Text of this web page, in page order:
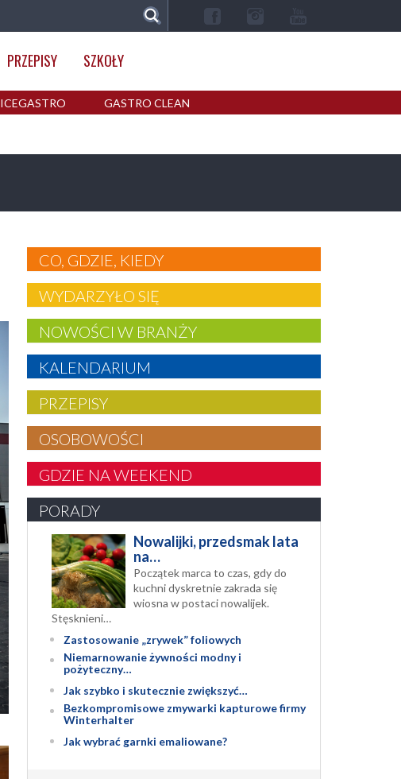
PRZEPISY SZKOŁY
ICEGASTRO GASTRO CLEAN
CO, GDZIE, KIEDY
WYDARZYŁO SIĘ
NOWOŚCI W BRANŻY
KALENDARIUM
PRZEPISY
OSOBOWOŚCI
GDZIE NA WEEKEND
PORADY
Nowalijki, przedsmak lata
na…
Początek marca to czas, gdy do
kuchni dyskretnie zakrada się
wiosna w postaci nowalijek.
Stęsknieni…
Zastosowanie „zrywek” foliowych
Niemarnowanie żywności modny i
pożyteczny…
Jak szybko i skutecznie zwiększyć…
Bezkompromisowe zmywarki kapturowe firmy
Winterhalter
Jak wybrać garnki emaliowane?